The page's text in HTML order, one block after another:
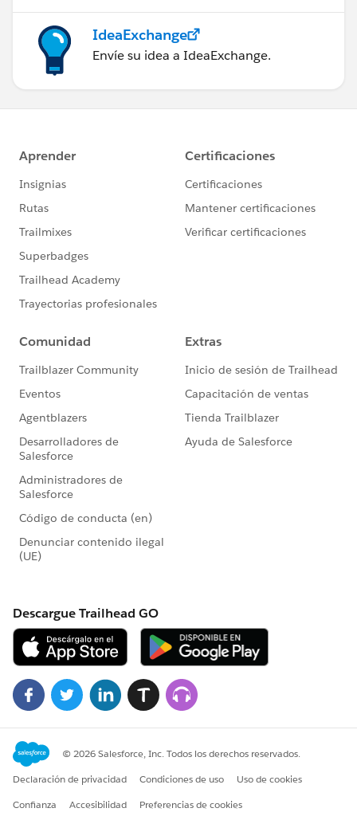
IdeaExchange
Envíe su idea a IdeaExchange.